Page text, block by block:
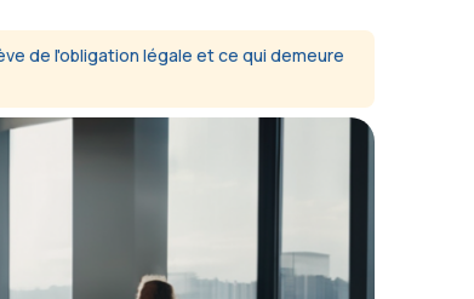
de l'obligation légale et ce qui demeure